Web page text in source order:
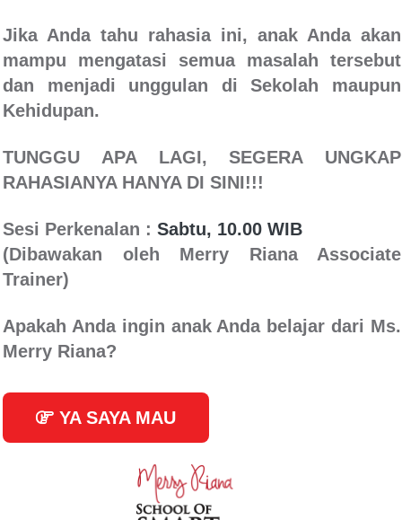
Jika Anda tahu rahasia ini, anak Anda akan
mampu mengatasi semua masalah tersebut
dan menjadi unggulan di Sekolah maupun
Kehidupan.
TUNGGU APA LAGI, SEGERA UNGKAP
RAHASIANYA HANYA DI SINI!!!
Sesi Perkenalan : Sabtu, 10.00 WIB
(Dibawakan oleh Merry Riana Associate
Trainer)
Apakah Anda ingin anak Anda belajar dari Ms.
Merry Riana?
YA SAYA MAU